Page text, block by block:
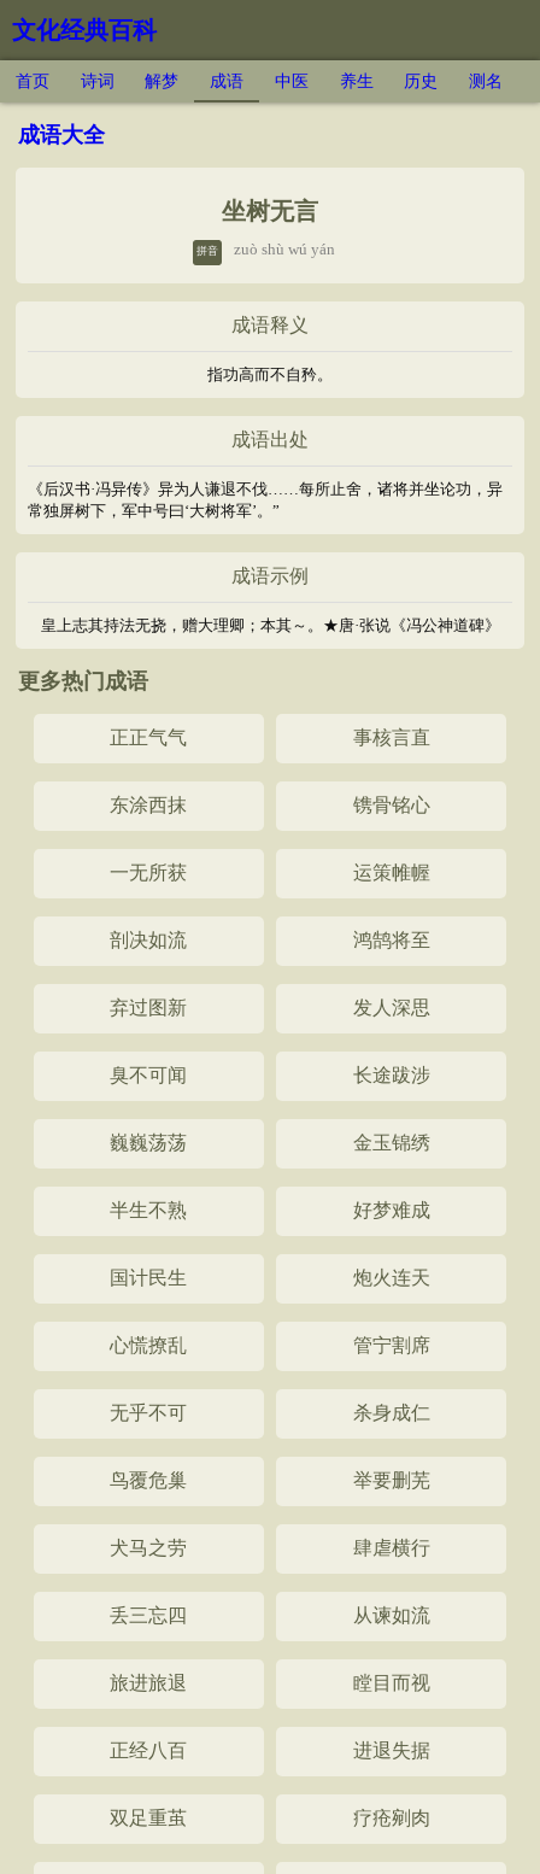
文化经典百科
首页 诗词 解梦 成语 中医 养生 历史 测名
成语大全
坐树无言
拼音 zuò shù wú yán
成语释义
指功高而不自矜。
成语出处
《后汉书·冯异传》异为人谦退不伐……每所止舍，诸将并坐论功，异
常独屏树下，军中号曰‘大树将军’。”
成语示例
皇上志其持法无挠，赠大理卿；本其～。★唐·张说《冯公神道碑》
更多热门成语
正正气气 事核言直
东涂西抹 镌骨铭心
一无所获 运策帷幄
剖决如流 鸿鹄将至
弃过图新 发人深思
臭不可闻 长途跋涉
巍巍荡荡 金玉锦绣
半生不熟 好梦难成
国计民生 炮火连天
心慌撩乱 管宁割席
无乎不可 杀身成仁
鸟覆危巢 举要删芜
犬马之劳 肆虐横行
丢三忘四 从谏如流
旅进旅退 瞠目而视
正经八百 进退失据
双足重茧 疗疮剜肉